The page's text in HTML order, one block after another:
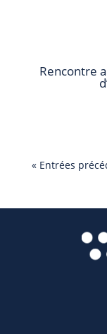
Rencontre
« Entrées